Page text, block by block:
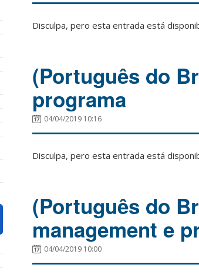
Disculpa, pero esta entrada está
(Português do
programa
04/04/2019 10:16
Disculpa, pero esta entrada está
(Português do
management e
04/04/2019 10:00